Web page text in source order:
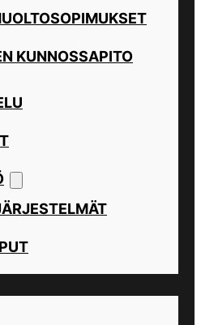
KUNNOSSAPITO